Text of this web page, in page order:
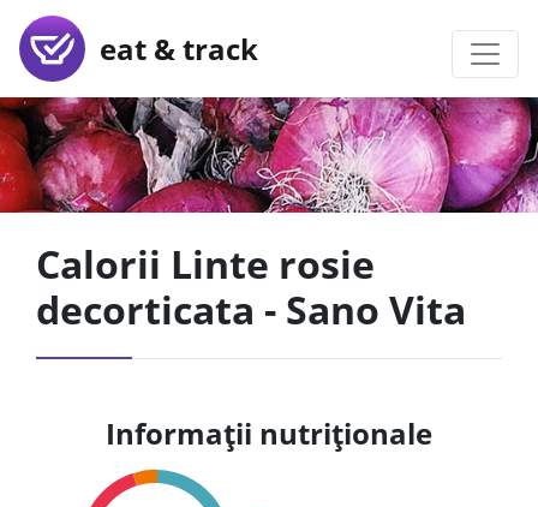
eat & track
Calorii Linte rosie
decorticata - Sano Vita
Informații nutriționale